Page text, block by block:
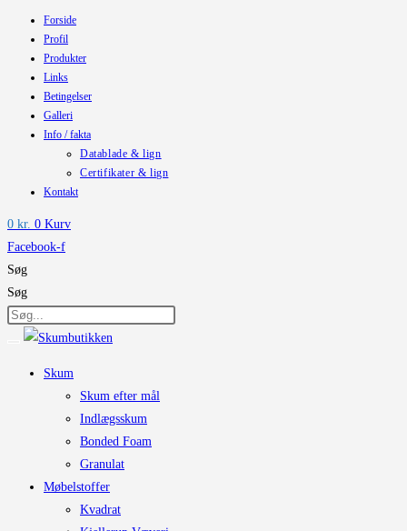
Forside
Profil
Produkter
Links
Betingelser
Galleri
Info / fakta
Datablade & lign
Certifikater & lign
Kontakt
0 kr. 0 Kurv
Facebook-f
Søg
Søg
Skum
Skum efter mål
Indlægsskum
Bonded Foam
Granulat
Møbelstoffer
Kvadrat